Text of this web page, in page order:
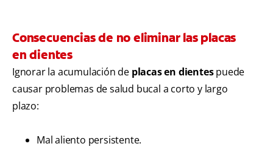
Consecuencias de no eliminar las placas
en dientes
Ignorar la acumulación de placas en dientespuede
causar problemas de salud bucal a corto y largo
plazo:
Mal aliento persistente.